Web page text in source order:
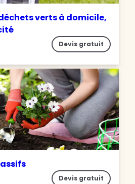
verts à domicile,
Devis gratuit
Devis gratuit